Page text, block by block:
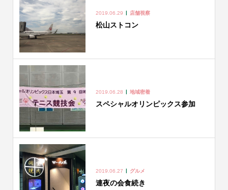
2019.06.29 店舗視察
松山ストコン
2019.06.28 地域密着
スペシャルオリンピックス参加
2019.06.27 グルメ
連夜の会食続き